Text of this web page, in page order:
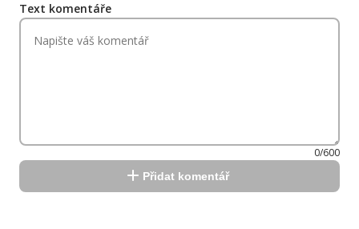
Text komentáře
0/600
Přidat komentář